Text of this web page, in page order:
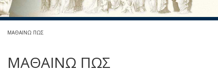
ΜΑΘΑΙΝΩ ΠΩΣ
ΜΑΘΑΙΝΩ ΠΩΣ